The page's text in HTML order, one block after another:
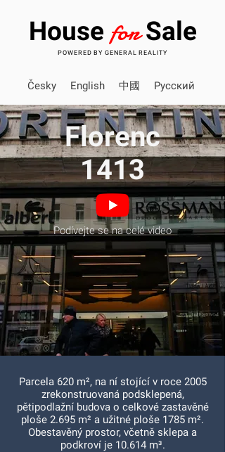
House forSale
POWERED BY GENERAL REALITY
Česky English 中國 Pусский
Florenc
1413
Podívejte se na celé video
Parcela 620 m², na ní stojící v roce 2005
zrekonstruovaná podsklepená,
pětipodlažní budova o celkové zastavěné
ploše 2.695 m² a užitné ploše 1785 m².
Obestavěný prostor, včetně sklepa a
podkroví je 10.614 m³.